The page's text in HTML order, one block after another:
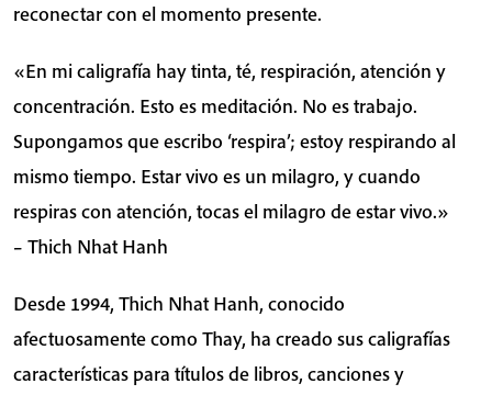
cantidad
reconectar con el momento presente.
«En mi caligrafía hay tinta, té, respiración, atención y
concentración. Esto es meditación. No es trabajo.
Supongamos que escribo ‘respira’; estoy respirando al
mismo tiempo. Estar vivo es un milagro, y cuando
respiras con atención, tocas el milagro de estar vivo.»
– Thich Nhat Hanh
Desde 1994, Thich Nhat Hanh, conocido
afectuosamente como Thay, ha creado sus caligrafías
características para títulos de libros, canciones y